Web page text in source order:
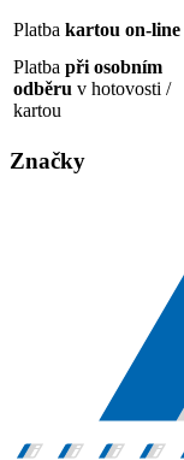
Platba kartou on-line
Platba při osobním
odběru v hotovosti /
kartou
Značky